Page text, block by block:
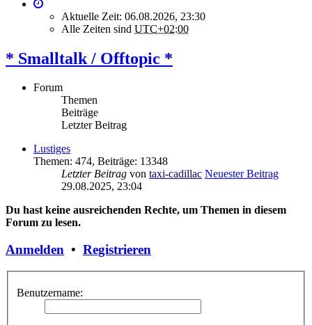
Aktuelle Zeit: 06.08.2026, 23:30
Alle Zeiten sind UTC+02:00
* Smalltalk / Offtopic *
Forum
Themen
Beiträge
Letzter Beitrag
Lustiges
Themen: 474, Beiträge: 13348
Letzter Beitrag von taxi-cadillac Neuester Beitrag
29.08.2025, 23:04
Du hast keine ausreichenden Rechte, um Themen in diesem
Forum zu lesen.
Anmelden • Registrieren
Benutzername: